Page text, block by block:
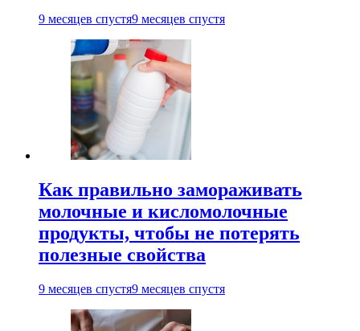
9 месяцев спустя9 месяцев спустя
Как правильно замораживать
молочные и кисломолочные
продукты, чтобы не потерять
полезные свойства
9 месяцев спустя9 месяцев спустя